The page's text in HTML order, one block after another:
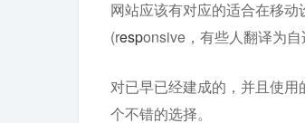
网站应该有对应的适合在移
(responsive，有些人翻译为
对已早已经建成的，并且使用
个不错的选择。